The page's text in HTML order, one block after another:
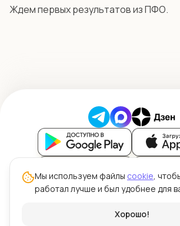
Мы используем файлы cookie,
работал лучше и был удобнее для
Хорошо!
Ждем первых результатов из ПФО.
Политика обработки
© ООО "Силк" 2026 |